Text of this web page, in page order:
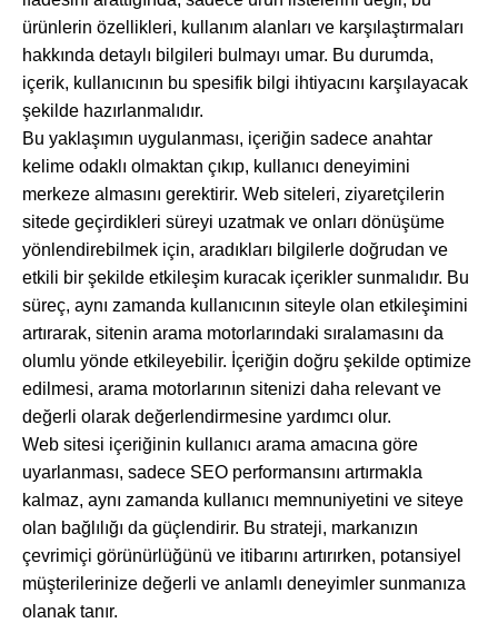
ürünlerin özellikleri, kullanım alanları ve karşılaştırmaları
hakkında detaylı bilgileri bulmayı umar. Bu durumda,
içerik, kullanıcının bu spesifik bilgi ihtiyacını karşılayacak
şekilde hazırlanmalıdır.
Bu yaklaşımın uygulanması, içeriğin sadece anahtar
kelime odaklı olmaktan çıkıp, kullanıcı deneyimini
merkeze almasını gerektirir. Web siteleri, ziyaretçilerin
sitede geçirdikleri süreyi uzatmak ve onları dönüşüme
yönlendirebilmek için, aradıkları bilgilerle doğrudan ve
etkili bir şekilde etkileşim kuracak içerikler sunmalıdır. Bu
süreç, aynı zamanda kullanıcının siteyle olan etkileşimini
artırarak, sitenin arama motorlarındaki sıralamasını da
olumlu yönde etkileyebilir. İçeriğin doğru şekilde optimize
edilmesi, arama motorlarının sitenizi daha relevant ve
değerli olarak değerlendirmesine yardımcı olur.
Web sitesi içeriğinin kullanıcı arama amacına göre
uyarlanması, sadece SEO performansını artırmakla
kalmaz, aynı zamanda kullanıcı memnuniyetini ve siteye
olan bağlılığı da güçlendirir. Bu strateji, markanızın
çevrimiçi görünürlüğünü ve itibarını artırırken, potansiyel
müşterilerinize değerli ve anlamlı deneyimler sunmanıza
olanak tanır.